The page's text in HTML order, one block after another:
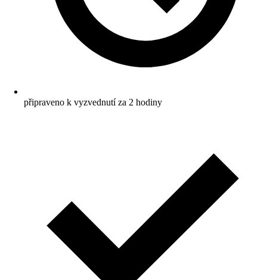
připraveno k vyzvednutí za 2 hodiny